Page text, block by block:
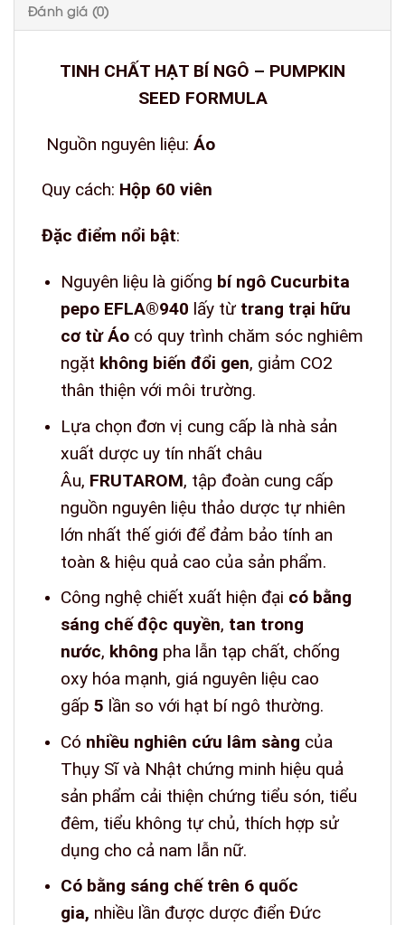
Đánh giá (0)
TINH CHẤT HẠT BÍ NGÔ – PUMPKIN
SEED FORMULA
Nguồn nguyên liệu: Áo
Quy cách: Hộp 60 viên
Đặc điểm nổi bật:
Nguyên liệu là giống bí ngô Cucurbita
pepo EFLA®940 lấy từ trang trại hữu
cơ từ Áocó quy trình chăm sóc nghiêm
ngặt không biến đổi gen, giảm CO2
thân thiện với môi trường.
Lựa chọn đơn vị cung cấp là nhà sản
xuất dược uy tín nhất châu
Âu, FRUTAROM, tập đoàn cung cấp
nguồn nguyên liệu thảo dược tự nhiên
lớn nhất thế giới để đảm bảo tính an
toàn & hiệu quả cao của sản phẩm.
Công nghệ chiết xuất hiện đại có bằng
sáng chế độc quyền, tan trong
nước, không pha lẫn tạp chất, chống
oxy hóa mạnh, giá nguyên liệu cao
gấp 5 lần so với hạt bí ngô thường.
Có nhiều nghiên cứu lâm sàng của
Thụy Sĩ và Nhật chứng minh hiệu quả
sản phẩm cải thiện chứng tiểu són, tiểu
đêm, tiểu không tự chủ, thích hợp sử
dụng cho cả nam lẫn nữ.
Có bằng sáng chế trên 6 quốc
gia, nhiều lần được dược điển Đức